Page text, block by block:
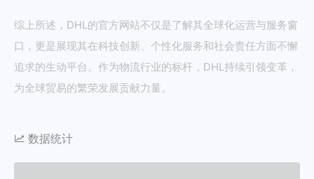
综上所述，DHL的官方网站不仅是了解其全球化运营与服务窗
口，更是展现其在科技创新、个性化服务和社会责任方面不懈
追求的生动平台。作为物流行业的标杆，DHL持续引领变革，
为全球贸易的繁荣发展贡献力量。
数据统计